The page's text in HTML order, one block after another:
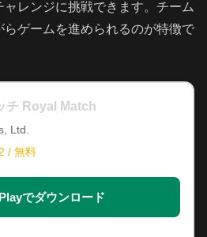
レンジに挑戦できます。チーム
らゲームを進められるのが特徴で
チ Royal Match
Ltd.
無料
でダウンロード